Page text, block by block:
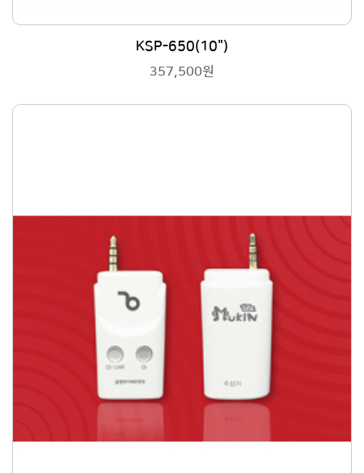
KSP-650(10")
357,500원